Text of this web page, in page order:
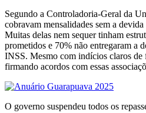
Segundo a Controladoria-Geral da
cobravam mensalidades sem a
Muitas delas nem sequer tinham
prometidos e 70% não entregaram a
INSS. Mesmo com indícios claros
firmando acordos com essas
O governo suspendeu todos os